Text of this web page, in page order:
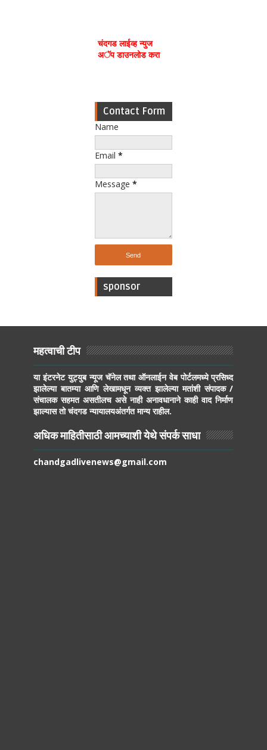
चंदगड लाईव्ह न्युज
अॅप डाउनलोड करा
Contact Form
Name
Email *
Message *
sponsor
महत्वाची टीप
या इंटरनेट युट्युब न्यूज चॅनेल तथा ऑनलाईन वेब पोर्टलमध्ये प्रसिध्द
झालेल्या बातम्या आणि लेखामधून व्यक्त झालेल्या मतांशी संपादक /
संचालक सहमत असतीलच असे नाही अनावधानाने काही वाद निर्माण
झाल्यास तो चंदगड न्यायालयअंतर्गत मान्य राहील.
अधिक माहितीसाठी आमच्याशी येथे संपर्क साधा
chandgadlivenews@gmail.com